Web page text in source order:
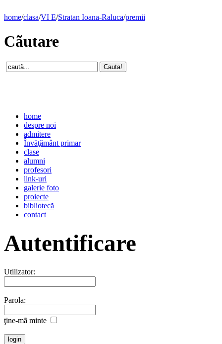
home/clasa/VI E/Stratan Ioana-Raluca/premii
Cãutare
home
despre noi
admitere
Învăţământ primar
clase
alumni
profesori
link-uri
galerie foto
proiecte
bibliotecă
contact
Autentificare
Utilizator:
Parola:
ţine-mã minte